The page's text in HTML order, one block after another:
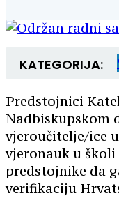
KATEGORIJA:
Predstojnici
Nadbiskupskom
vjeroučitelje/ice
vjeronauk u
predstojnike da
verifikaciju